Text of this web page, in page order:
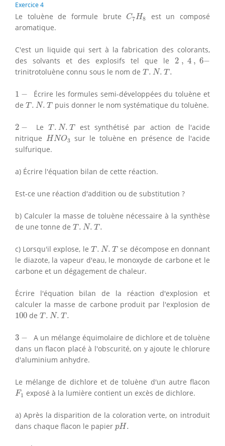
Exercice 4
Le toluène de formule brute C7H8
C7 H
est un composé
aromatique.
C'est un liquide qui sert à la fabrication des colorants,
des solvants et des explosifs tel que le 2 , 4 , 6−
2 4, −
trinitrotoluène connu sous le nom de T . N. T.
T. N.T .
1 −
1
Écrire les formules semi-développées du toluène et
de T . N. T
T. N.T puis donner le nom systématique du toluène.
2 −
2 Le T . N. T
T. N.T
est synthétisé par action de l'acide
nitrique HNO3
HNO3
sur le toluène en présence de l'acide
sulfurique.
a) Écrire l'équation bilan de cette réaction.
Est-ce une réaction d'addition ou de substitution ?
b) Calculer la masse de toluène nécessaire à la synthèse
de une tonne de T . N. T.
T. N.T .
c) Lorsqu'il explose, le T . N. T
T. N.T
se décompose en donnant
le diazote, la vapeur d'eau, le monoxyde de carbone et le
carbone et un dégagement de chaleur.
Écrire l'équation bilan de la réaction d'explosion et
calculer la masse de carbone produit par l'explosion de
100
100de T . N. T.
T. N.T .
3 −
3
A un mélange équimolaire de dichlore et de toluène
dans un flacon placé à l'obscurité, on y ajoute le chlorure
d'aluminium anhydre.
Le mélange de dichlore et de toluène d'un autre flacon
F1
F1 exposé à la lumière contient un excès de dichlore.
a) Après la disparition de la coloration verte, on introduit
dans chaque flacon le papier pH.
pH